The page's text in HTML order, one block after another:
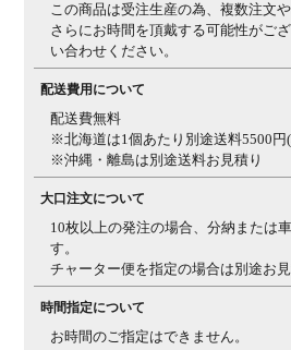
■天然木の性
質について■
■詳細■ ※サムネイルも併
木目柄・色み
について
天然木ゆえに、一つとし
み、明るさ、節の見え方な
ございます。天然木特有の
質感について
天板にはウレタン塗装を
塗り)、樹種の違いや個体
じる場合がございます。天
三方向使用・
節について
天板は三方向使用になって
ある節も入る場合がござい
反りについ
天然木の天板は一般的に、
この商品は受注生産の為、複数注文
さらにお時間を頂戴する可能性がご
い合わせください。
配送費用について
配送費無料
※北海道は1個あたり別途送料5500円
※沖縄・離島は別途送料お見積り
大口注文について
10枚以上の発注の場合、分納または
す。
チャーター便を指定の場合は別途お
時間指定について
お時間のご指定はできません。